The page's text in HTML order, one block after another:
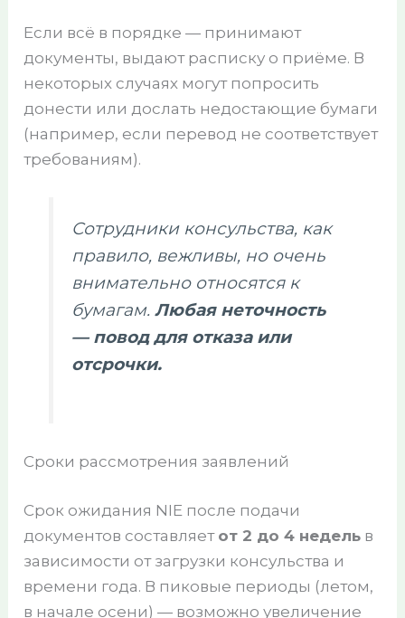
Если всё в порядке — принимают
документы, выдают расписку о приёме. В
некоторых случаях могут попросить
донести или дослать недостающие бумаги
(например, если перевод не соответствует
требованиям).
Сотрудники консульства, как
правило, вежливы, но очень
внимательно относятся к
бумагам.Любая неточность
— повод для отказа или
отсрочки.
Сроки рассмотрения заявлений
Срок ожидания NIE после подачи
документов составляет от 2 до 4 недель в
зависимости от загрузки консульства и
времени года. В пиковые периоды (летом,
в начале осени) — возможно увеличение